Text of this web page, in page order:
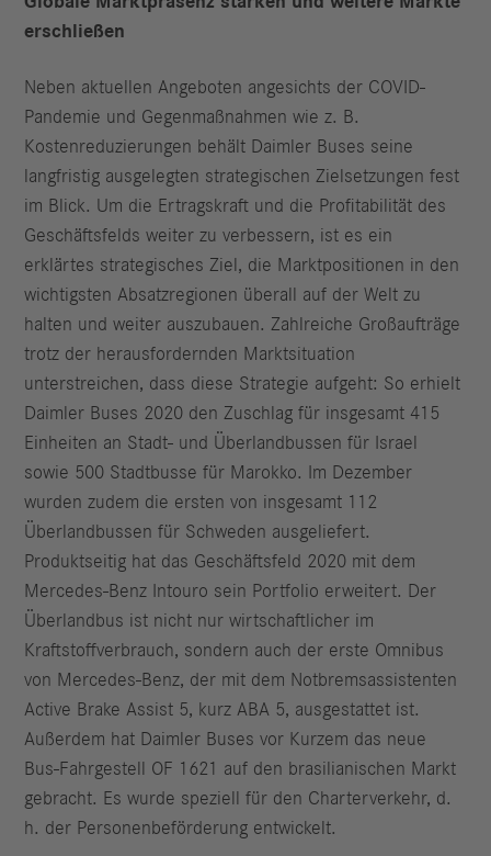
erschließen
Neben aktuellen Angeboten angesichts der COVID-
Pandemie und Gegenmaßnahmen wie z. B.
Kostenreduzierungen behält Daimler Buses seine
langfristig ausgelegten strategischen Zielsetzungen fest
im Blick. Um die Ertragskraft und die Profitabilität des
Geschäftsfelds weiter zu verbessern, ist es ein
erklärtes strategisches Ziel, die Marktpositionen in den
wichtigsten Absatzregionen überall auf der Welt zu
halten und weiter auszubauen. Zahlreiche Großaufträge
trotz der herausfordernden Marktsituation
unterstreichen, dass diese Strategie aufgeht: So erhielt
Daimler Buses 2020 den Zuschlag für insgesamt 415
Einheiten an Stadt- und Überlandbussen für Israel
sowie 500 Stadtbusse für Marokko. Im Dezember
wurden zudem die ersten von insgesamt 112
Überlandbussen für Schweden ausgeliefert.
Produktseitig hat das Geschäftsfeld 2020 mit dem
Mercedes-Benz Intouro sein Portfolio erweitert. Der
Überlandbus ist nicht nur wirtschaftlicher im
Kraftstoffverbrauch, sondern auch der erste Omnibus
von Mercedes-Benz, der mit dem Notbremsassistenten
Active Brake Assist 5, kurz ABA 5, ausgestattet ist.
Außerdem hat Daimler Buses vor Kurzem das neue
Bus-Fahrgestell OF 1621 auf den brasilianischen Markt
gebracht. Es wurde speziell für den Charterverkehr, d.
h. der Personenbeförderung entwickelt.